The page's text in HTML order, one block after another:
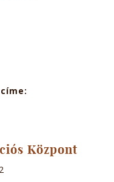
Központ